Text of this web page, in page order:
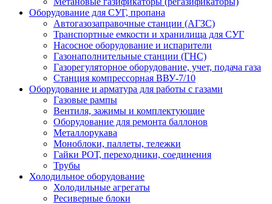
Оборудование для СУГ, пропана
Автогазозаправочные станции (АГЗС)
Транспортные емкости и хранилища для СУГ
Насосное оборудование и испарители
Газонаполнительные станции (ГНС)
Газорегуляторное оборудование, учет, подача газа
Станция компрессорная ВВУ-7/10
Оборудование и арматура для работы с газами
Газовые рампы
Вентиля, зажимы и комплектующие
Оборудование для ремонта баллонов
Металлорукава
Моноблоки, паллеты, тележки
Гайки РОТ, переходники, соединения
Трубы
Холодильное оборудование
Холодильные агрегаты
Ресиверные блоки